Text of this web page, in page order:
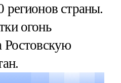
регионов страны.
огонь
Ростовскую